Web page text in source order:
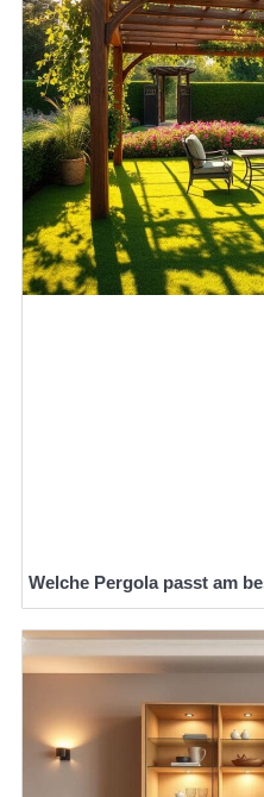
Welche Pergola passt am